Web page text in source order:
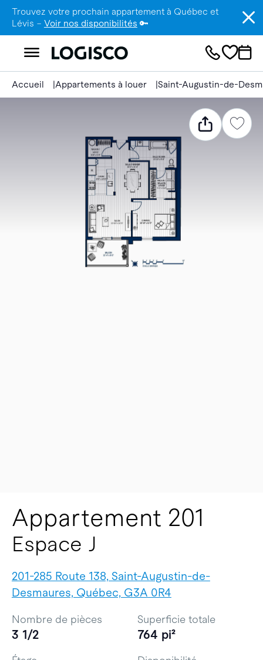
Trouvez votre prochain appartement à Québec et
Lévis – Voir nos disponibilités 🔑
Accueil Appartements à louer Saint-Augustin-de-
Appartement 201
Espace J
201-285 Route 138, Saint-Augustin-de-
Desmaures, Québec, G3A 0R4
Nombre de pièces
3 1/2
Superficie totale
764 pi²